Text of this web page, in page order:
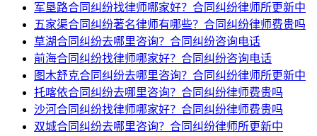
军垦路合同纠纷找律师哪家好？合同纠纷律师所更新中
五家渠合同纠纷著名律师有哪些？合同纠纷律师费贵吗
草湖合同纠纷去哪里咨询？合同纠纷咨询电话
前海合同纠纷找律师哪家好？合同纠纷咨询电话
图木舒克合同纠纷去哪里咨询？合同纠纷律师所更新中
托喀依合同纠纷去哪里咨询？合同纠纷律师费贵吗
沙河合同纠纷找律师哪家好？合同纠纷律师费贵吗
双城合同纠纷去哪里咨询？合同纠纷律师所更新中